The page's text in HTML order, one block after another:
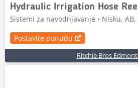
Hydraulic Irrigation Hose
Sistemi za navodnjavanje • Nisku,
Postavite ponudu
Ritchie Bros